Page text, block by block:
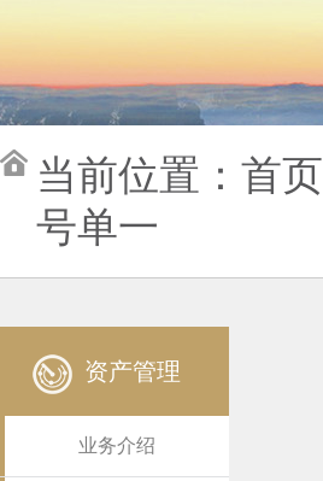
当前位置： 首页
号单一
资产管理
业务介绍